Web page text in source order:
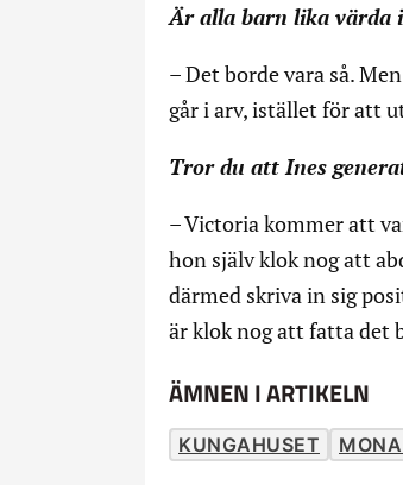
Är alla barn lika värda i
– Det borde vara så.
går i arv, istället för att
Tror du att Ines
– Victoria kommer att
hon själv klok nog att
därmed skriva in sig
är klok nog att fatta det
ÄMNEN I ARTIKELN
KUNGAHUSET